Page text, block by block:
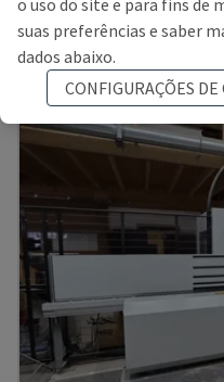
o uso do site e para fins de
suas preferências e saber
dados abaixo.
CONFIGURAÇÕES DE